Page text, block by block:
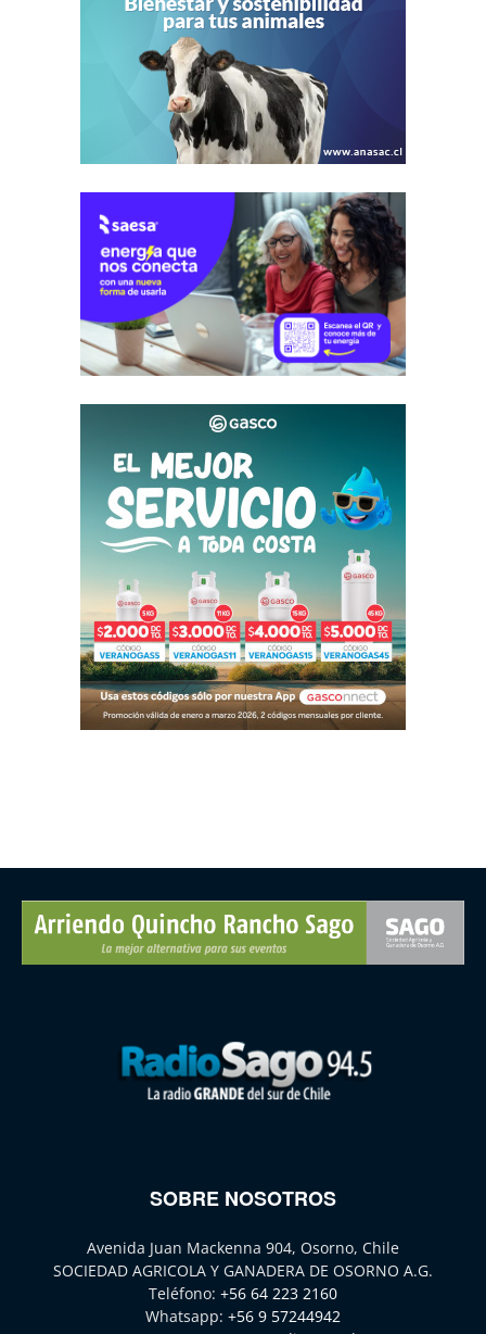
SOBRE NOSOTROS
Avenida Juan Mackenna 904, Osorno, Chile
SOCIEDAD AGRICOLA Y GANADERA DE OSORNO A.G.
Teléfono: +56 64 223 2160
Whatsapp: +56 9 57244942